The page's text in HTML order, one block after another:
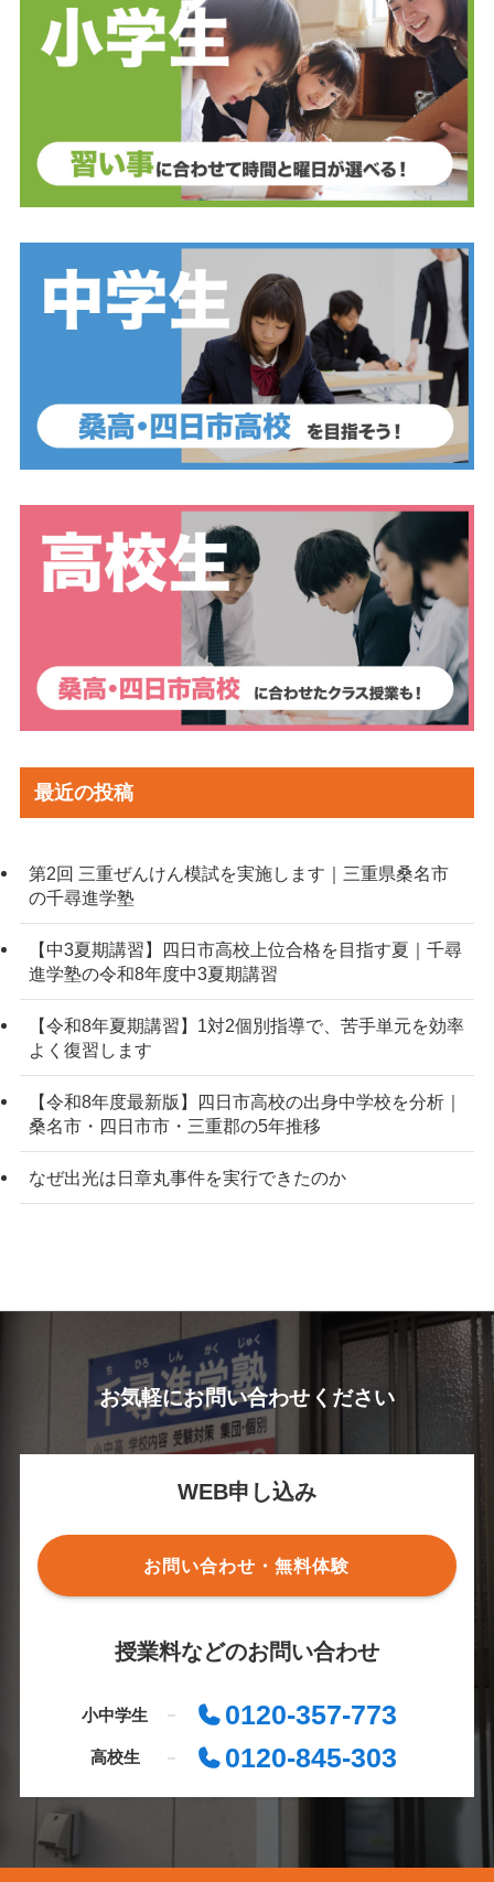
最近の投稿
第2回 三重ぜんけん模試を実施します｜三重県桑名市
の千尋進学塾
【中3夏期講習】四日市高校上位合格を目指す夏｜千尋
進学塾の令和8年度中3夏期講習
【令和8年夏期講習】1対2個別指導で、苦手単元を効率
よく復習します
【令和8年度最新版】四日市高校の出身中学校を分析｜
桑名市・四日市市・三重郡の5年推移
なぜ出光は日章丸事件を実行できたのか
お気軽にお問い合わせください
WEB申し込み
お問い合わせ・無料体験
授業料などのお問い合わせ
小中学生 0120-357-773
高校生 0120-845-303